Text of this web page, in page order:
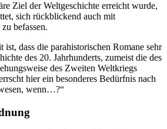
Ziel der Weltgeschichte erreicht wurde,
sich rückblickend auch mit
befassen.
dass die parahistorischen Romane sehr
des 20. Jahrhunderts, zumeist die des
des Zweiten Weltkriegs
hier ein besonderes Bedürfnis nach
wenn…?“